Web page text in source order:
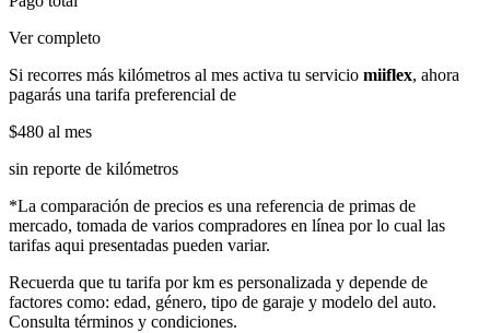
Ver completo
Si recorres más kilómetros al mes activa tu servicio miiflex, ahora
pagarás una tarifa preferencial de
$480 al mes
sin reporte de kilómetros
*La comparación de precios es una referencia de primas de
mercado, tomada de varios compradores en línea por lo cual las
tarifas aqui presentadas pueden variar.
Recuerda que tu tarifa por km es personalizada y depende de
factores como: edad, género, tipo de garaje y modelo del auto.
Consulta términos y condiciones.